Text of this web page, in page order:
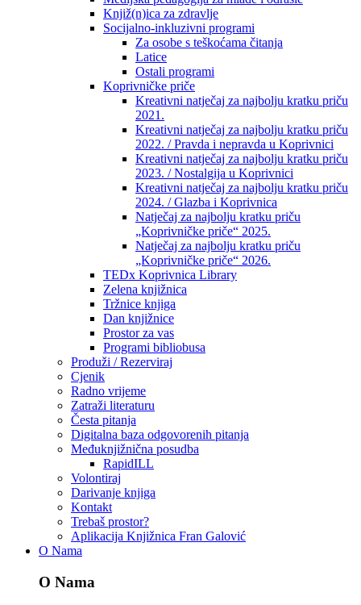
Knjiž(n)ica za zdravlje
Socijalno-inkluzivni programi
Za osobe s teškoćama čitanja
Latice
Ostali programi
Koprivničke priče
Kreativni natječaj za najbolju kratku priču
2021.
Kreativni natječaj za najbolju kratku priču
2022. / Pravda i nepravda u Koprivnici
Kreativni natječaj za najbolju kratku priču
2023. / Nostalgija u Koprivnici
Kreativni natječaj za najbolju kratku priču
2024. / Glazba i Koprivnica
Natječaj za najbolju kratku priču
„Koprivničke priče“ 2025.
Natječaj za najbolju kratku priču
„Koprivničke priče“ 2026.
TEDx Koprivnica Library
Zelena knjižnica
Tržnice knjiga
Dan knjižnice
Prostor za vas
Programi bibliobusa
Produži / Rezerviraj
Cjenik
Radno vrijeme
Zatraži literaturu
Česta pitanja
Digitalna baza odgovorenih pitanja
Međuknjižnična posudba
RapidILL
Volontiraj
Darivanje knjiga
Kontakt
Trebaš prostor?
Aplikacija Knjižnica Fran Galović
O Nama
O Nama